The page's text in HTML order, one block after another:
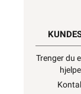
Trenger du